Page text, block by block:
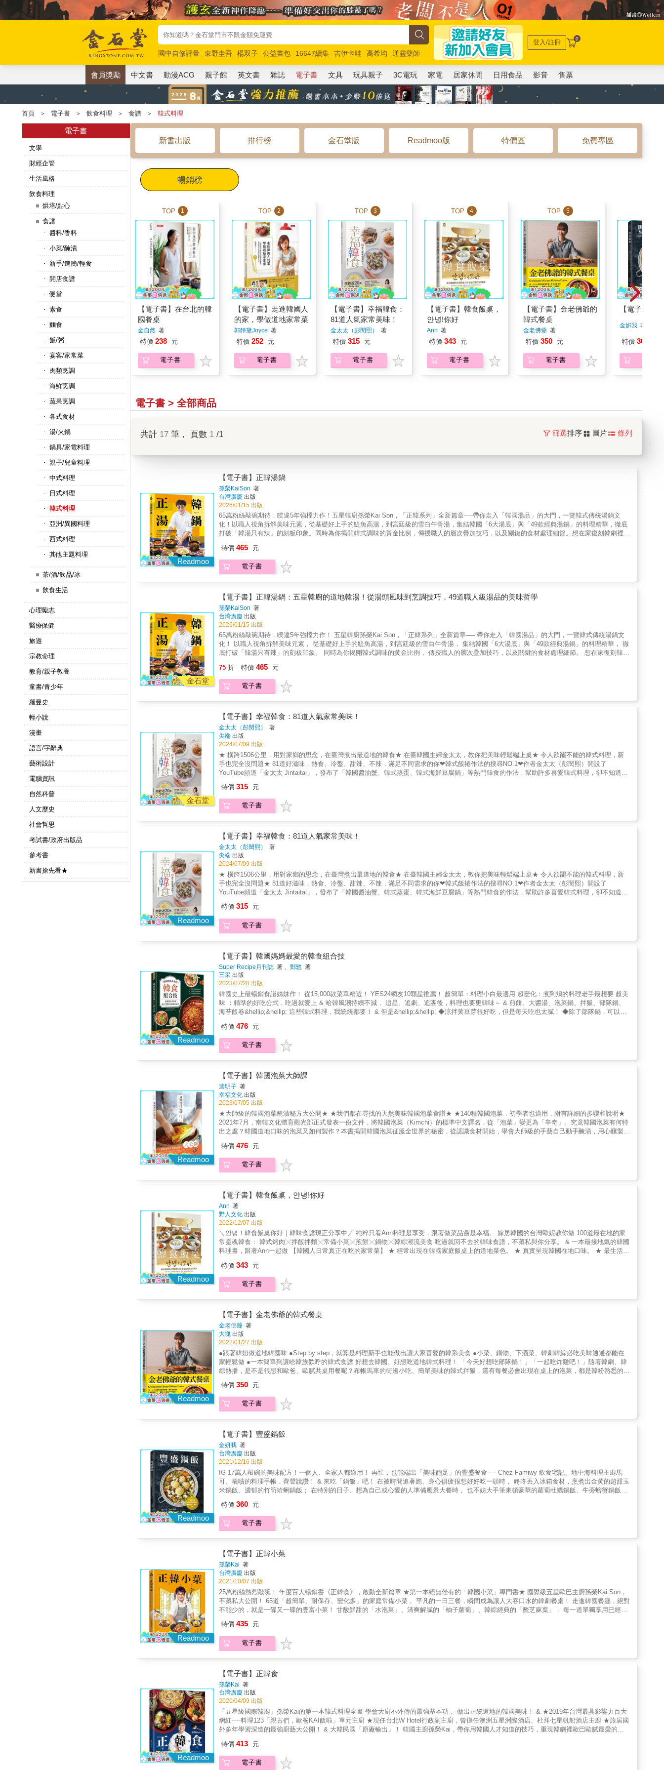
國中自修評量 東野圭吾 楊双子 公益書包 16647續集 吉伊卡哇 高希均
通靈藥師
唯紅花綻放
奧德賽 路邊攤新作 馬斯克 玩具總動員5 超慢跑
登入/註冊 0
會員獎勵 中文書 動漫ACG 親子館 英文書 雜誌 電子書 文具 玩具親子 3C電玩 家電 居家休閒 日用食品 影音 售票
首頁 ＞ 電子書 ＞ 飲食料理 ＞ 食譜 ＞ 韓式料理
電子書
文學
財經企管
生活風格
飲食料理
烘培/點心
食譜
醬料/香料
小菜/醃漬
新手/速簡/輕食
開店食譜
便當
素食
麵食
飯/粥
宴客/家常菜
肉類烹調
海鮮烹調
蔬果烹調
各式食材
湯/火鍋
鍋具/家電料理
親子/兒童料理
中式料理
日式料理
韓式料理
亞洲/異國料理
西式料理
其他主題料理
茶/酒/飲品/冰
飲食生活
心理勵志
醫療保健
旅遊
宗教命理
教育/親子教養
童書/青少年
羅曼史
輕小說
漫畫
語言/字辭典
藝術設計
電腦資訊
自然科普
人文歷史
社會哲思
考試書/政府出版品
參考書
新書搶先看★
新書出版 排行榜 金石堂版 Readmoo版 特價區 免費專區
暢銷榜
TOP 1
【電子書】在台北的韓
國餐桌
金自然著
特價 238 元
電子書
TOP 2
【電子書】走進韓國人
的家，學做道地家常菜
郭靜黛Joyce 著
特價 252 元
電子書
TOP 3
【電子書】幸福韓食：
81道人氣家常美味！
金太太（彭閔熙） 著
特價 315 元
電子書
TOP 4
【電子書】韓食飯桌，
안녕!你好
Ann 著
特價 343 元
電子書
TOP 5
【電子書】金老佛爺的
韓式餐桌
金老佛爺著
特價 350 元
電子書
【電子書】
金妍我著
特價 360
電子書 > 全部商品
共計 17 筆， 頁數 1 /1 篩選排序 圖片 條列
Readmoo
【電子書】正韓湯鍋
孫榮KaiSon 著
台灣廣廈 出版
2026/01/15 出版
65萬粉絲敲碗期待，睽違5年強檔力作！五星韓廚孫榮Kai Son，「正韓系列」全新篇章──帶你走入「韓國湯品」的大門，一覽韓式傳統湯鍋文
化！以職人視角拆解美味元素，從基礎好上手的鯷魚高湯，到宮廷級的雪白牛骨湯，集結韓國「6大湯底」與「49款經典湯鍋」的料理精華，徹底
打破「韓湯只有辣」的刻板印象。同時為你揭開韓式調味的黃金比例，傳授職人的層次疊加技巧，以及關鍵的食材處理細節。想在家復刻韓劇裡的
蛋蛋日嚐小廚房、莘蒂廚房玩料理、魏魏師傅──聯合推薦──
特價 465 元
電子書
金石堂
【電子書】正韓湯鍋：五星韓廚的道地韓湯！從湯頭風味到烹調技巧，49道職人級湯品的美味哲學
孫榮KaiSon 著
台灣廣廈 出版
2026/01/15 出版
65萬粉絲敲碗期待，睽違5年強檔力作！ 五星韓廚孫榮Kai Son，「正韓系列」全新篇章── 帶你走入「韓國湯品」的大門，一覽韓式傳統湯鍋文
化！ 以職人視角拆解美味元素， 從基礎好上手的鯷魚高湯，到宮廷級的雪白牛骨湯， 集結韓國「6大湯底」與「49款經典湯鍋」的料理精華， 徹
底打破「韓湯只有辣」的刻板印象。 同時為你揭開韓式調味的黃金比例， 傳授職人的層次疊加技巧，以及關鍵的食材處理細節。 想在家復刻韓劇
の手、蛋蛋日嚐小廚房、莘蒂廚房玩料理、魏魏師傅 ──聯合推薦──
75 折 特價 465 元
電子書
金石堂
【電子書】幸福韓食：81道人氣家常美味！
金太太（彭閔熙）
著
尖端 出版
2024/07/09 出版
★ 橫跨1506公里，用對家鄉的思念，在臺灣煮出最道地的韓食★ 在臺韓國主婦金太太，教你把美味輕鬆端上桌★ 令人欲罷不能的韓式料理，新
手也完全沒問題★ 81道好滋味，熱食、冷盤、甜辣、不辣，滿足不同需求的你❤韓式飯捲作法的搜尋NO.1❤作者金太太（彭閔熙）開設了
YouTube頻道「金太太 Jintaitai」，發布了「韓國醬油蟹、韓式蒸蛋、韓式海鮮豆腐鍋」等熱門韓食的作法，幫助許多喜愛韓式料理，卻不知道如
關於金太太❤「我永遠都忘不了到桃園國際機場的那一天。」金太太說。20年前，這位韓國首爾主婦，跟著被公司外派去臺灣的先生，舉家來到了
這個陌生的國度。入境大門伴隨著一陣強風緩緩打開，吹亂了頭髮、也吹起了她的不安。此時一陣溫暖從手心傳來，先生堅定地握住了她，恐懼瞬
間煙消雲散，轉變成安心與對新環境的好奇。友善的人民，讓他們逐漸愛上了臺灣。但飲食的落差，總是讓人難以習慣。「剛來時真的好想吃道地
醬湯中，就能端出有臺式蔬菜的韓食……她一步一步，從料理新手，歷經了無數次失敗，終於成功做出正宗的韓式料理。在臺灣的韓國朋友吃了她
的料理後，都感動地說：「這就是我想念的媽媽味。」看著親友們滿足的模樣，金太太有著大大的成就感，也無比幸福。如今，她決定集結烹飪祕
訣，幫助更多喜愛韓食的朋友，在臺灣做出100%純正的韓式料理。【重點特色】｜打好基礎，是美味的祕訣｜器具，是廚房的好幫手；醬料，是
一道菜的靈魂；一鍋湯頭，就能變出超多種料理；烹飪方法，是料理美味的加分點，事先打好基礎，美味就能大提升。｜用20道韓式小菜，省下
大量時間｜醃漬、拌炒……先做好小菜，就能升級成飯麵、湯鍋、肉類、海鮮等百變料理。｜81道韓式料理，一下子就搞定｜甜辣的湯鍋、清爽
的小菜、酥脆的鍋巴、沁涼的冷麵……令人欲罷不能的韓食，想吃好滋味，輕鬆就能端上桌。幸福，即刻開動。
特價 315 元
電子書
Readmoo
【電子書】幸福韓食：81道人氣家常美味！
金太太（彭閔熙）
著
尖端 出版
2024/07/09 出版
★ 橫跨1506公里，用對家鄉的思念，在臺灣煮出最道地的韓食★ 在臺韓國主婦金太太，教你把美味輕鬆端上桌★ 令人欲罷不能的韓式料理，新
手也完全沒問題★ 81道好滋味，熱食、冷盤、甜辣、不辣，滿足不同需求的你❤韓式飯捲作法的搜尋NO.1❤作者金太太（彭閔熙）開設了
YouTube頻道「金太太 Jintaitai」，發布了「韓國醬油蟹、韓式蒸蛋、韓式海鮮豆腐鍋」等熱門韓食的作法，幫助許多喜愛韓式料理，卻不知道如
關於金太太❤「我永遠都忘不了到桃園國際機場的那一天。」金太太說。20年前，這位韓國首爾主婦，跟著被公司外派去臺灣的先生，舉家來到了
這個陌生的國度。入境大門伴隨著一陣強風緩緩打開，吹亂了頭髮、也吹起了她的不安。此時一陣溫暖從手心傳來，先生堅定地握住了她，恐懼瞬
間煙消雲散，轉變成安心與對新環境的好奇。友善的人民，讓他們逐漸愛上了臺灣。但飲食的落差，總是讓人難以習慣。「剛來時真的好想吃道地
醬湯中，就能端出有臺式蔬菜的韓食……她一步一步，從料理新手，歷經了無數次失敗，終於成功做出正宗的韓式料理。在臺灣的韓國朋友吃了她
的料理後，都感動地說：「這就是我想念的媽媽味。」看著親友們滿足的模樣，金太太有著大大的成就感，也無比幸福。如今，她決定集結烹飪祕
訣，幫助更多喜愛韓食的朋友，在臺灣做出100%純正的韓式料理。【重點特色】｜打好基礎，是美味的祕訣｜器具，是廚房的好幫手；醬料，是
一道菜的靈魂；一鍋湯頭，就能變出超多種料理；烹飪方法，是料理美味的加分點，事先打好基礎，美味就能大提升。｜用20道韓式小菜，省下
大量時間｜醃漬、拌炒……先做好小菜，就能升級成飯麵、湯鍋、肉類、海鮮等百變料理。｜81道韓式料理，一下子就搞定｜甜辣的湯鍋、清爽
的小菜、酥脆的鍋巴、沁涼的冷麵……令人欲罷不能的韓食，想吃好滋味，輕鬆就能端上桌。幸福，即刻開動。
特價 315 元
電子書
Readmoo
【電子書】韓國媽媽最愛的韓食組合技
Super Recipe月刊誌 著 、鄭慜 著
三采 出版
2023/07/28 出版
韓國史上最暢銷食譜姊妹作！ 從15,000款菜單精選！ YES24網友10顆星推薦！ 超簡單：料理小白最適用 超變化：煮到煩的料理老手最想要 超美
味 ：精準的好吃公式，吃過就愛上 & 哈韓風潮持續不減， 追星、追劇、追團後，料理也要更韓味～ & 煎餅、大醬湯、泡菜鍋、拌飯、部隊鍋、
海苔飯卷&hellip;&hellip; 這些韓式料理，我統統都要！ & 但是&hellip;&hellip; ◆涼拌黃豆芽很好吃，但是每天吃也太膩！ ◆除了部隊鍋，可以來
粉＋蔬菜」？ 韓國媽媽組合技，給你超多變化！ & 雞肉＋彩椒＋冬粉 =雞肉彩椒冬粉雜菜 & 魷魚＋魚板＋冬粉 =魷魚冬粉湯雜菜 & 豆芽＋水芹
＋小黃瓜 =全州黃豆芽雜菜 & &hellip;&hellip;還有更多意想不到的組合！ & 專為料理小白準備的下廚基本功 煮到煩的料理老手最想要的變化食
譜、延伸作法 學會「關鍵組合技」，煮出230+道美味食譜 你的韓食餐桌就是不一樣！ & 【本書特色】 & 1_精緻菜色一目瞭然：以一頁式目錄呈
目測 手抓計量，料理小白也能變大師。 5_實用度爆表的延伸料理：辣與不辣、祕密配方、替代食材，多點小變化料理更迷人！ 6_不藏私的料理
撇步：大方傳授不失敗的料理技巧＆知識，廚房就是你的天下！ &
特價 476 元
電子書
Readmoo
【電子書】韓國泡菜大師課
裴明子 著
幸福文化 出版
2023/07/05 出版
★大師級的韓國泡菜醃漬秘方大公開★ ★我們都在尋找的天然美味韓國泡菜食譜★ ★140種韓國泡菜，初學者也適用，附有詳細的步驟和說明★
2021年7月，南韓文化體育觀光部正式發表一份文件，將韓國泡菜（Kimchi）的標準中文譯名，從「泡菜」變更為「辛奇」。究竟韓國泡菜有何特
出之處？韓國道地口味的泡菜又如何製作？本書揭開韓國泡菜征服全世界的秘密，從認識食材開始，學會大師級的手藝自己動手醃漬，用心釀製出
中，藉由說明了解到韓國的飲食文化與影響美味的關鍵秘訣。 ★大師級課程，絕無僅有：有70年醃漬手藝的韓國泡菜職人，傳授美味的靈魂。 本
書作者裴明子以70年韓國泡菜料理匠人的手藝和智慧，細細闡述泡菜的食材準備：當季食材的特色、展現發酵奧妙的鹽和蝦醬、健康營養的基本
醬料、提升風味的糯米糊，同時也在書中公開醃製各種泡菜的獨家秘訣，教你不加糖也能做出味道醇厚的調料，將最正宗、最道地、最天然、最獨
譜，是可以隨時從冰箱取出食用的常備菜。 && & ★ 書中的所有食譜純天然製作：健康無負擔的醃漬美味，吃了很安心。 以&rdquo;當季食材與
親手製作，再將熟成的醬料、去除鹵水的天日鹽放入缸中，不使用人工砂糖，選用天然的梨子汁或梅子醬醃製而成。&rdquo;- ★顛覆想像的醃漬
食材，台灣也有：市面上常見的四季蔬果，都可以成為醃漬的食材。 從白菜、蘿蔔、蘿蔔纓等常見的泡菜食材，到青江菜、小白菜、辣椒、栗
子、蔥、芹菜、蓮藕等特別的泡菜做法，書中將逐一分析食材的特性，更容易掌握採買與採集的秘訣，不錯過每個季節的醃漬美味。 && & ★獨特
的醃漬泡菜，令人驚豔的美味：韓國泡菜不只有一種，道地風味全上桌。 不僅有常見的蔬菜泡菜，還有水果泡菜，如蘋果泡菜、覆盆子水泡菜
等；還有韓國特有的水泡菜，如西瓜蘿蔔水泡菜、大頭菜石榴水泡菜、紫薯水泡菜等；更有將食材多元組合而成的泡菜，如牡蠣白菜泡菜、人蔘白
菜泡菜、娃娃菜蘿蔔捲水泡菜等，都將帶給讀者視覺與味覺的雙重享受。 ★不能吃辣的人，獨享的泡菜食譜：貼心為不吃辣的讀者準備的不辣泡
菜，孩子和病人吃泡菜也沒問題。 此外，特別標記「兒童泡菜」的食譜口味溫和不辣，不僅適合孩子食用，也推薦給怕吃辣的外國人或不能吃辛
辣食物的病人。 美味推薦 Ann 《韓食飯桌，안녕!你好》暢銷書作家 包周& Bow Chou 【味嚼喃喃】主理人 金老佛爺 韓妞藝人 吳文傑醫師 員榮
網站創辦人 蔡英傑 國立陽明交通大學特聘教授 &我彷彿跟著大師一起暢遊了韓國泡菜的美麗四季!食譜編排深入淺出、兼具美學的攝影與排版，這
本書絕對是個寶藏，值得珍藏！&-----《韓食飯桌，안녕!你好》暢銷書作家 &
特價 476 元
電子書
Readmoo
【電子書】韓食飯桌，안녕!你好
Ann 著
野人文化 出版
2022/12/07 出版
＼안녕！韓食飯桌你好｜韓味食譜現正分享中／ 純粹只看Ann料理是享受，跟著做菜品嘗是幸福。 嫁居韓國的台灣歐妮教你做 100道最在地的家
常靈魂韓食： 韓式烤肉╳拌飯拌麵╳常備小菜╳煎餅╳鍋物╳韓綜潮流美食 吃過就回不去的韓味食譜，不藏私與你分享。 & 一本最接地氣的韓國
料理書，跟著Ann一起做 【韓國人日常真正在吃的家常菜】 ★ 經常出現在韓國家庭飯桌上的道地菜色。 ★ 真實呈現韓國在地口味。 ★ 最生活化
行的煮韓食技巧與小撇步。 ★ 無經驗料理新手也能看得懂的食譜編排與作法圖解。 ★ 鄰家歐妮最懂你，隨處可見的料理小提醒，守護你煮韓料
的每一步。 & 100道由Ann反覆試做調整，韓籍先生也說讚的自信之作 & Ann老公的告白：「現在，我每到韓國餐廳用餐的時候，常常不自覺地和
老婆做的料理作比較，發現有些餐廳做的都沒有家裡做的好吃&hellip;&hellip;」 & ✓大篇幅收錄21道能吃飽的主食料理 一鍋就能餵飽全家的鍋飯
鍋」、「部隊鍋」與「年糕湯」；深受大家喜愛的「雜菜」與「麻藥雞蛋」，國民代表小吃「辣炒年糕」與「麻藥飯卷」，你能想到的經典菜色這
裡都有！ & ✓滿足味蕾的韓系肉食主菜 以韓式經典醬汁配方特製的「調味豬排」，鹹甜多汁超下飯；還有最具代表性的「韓式烤牛肉」與「辣炒
豬肉」堪稱萬能，不僅是便當菜常客，也能做成拌飯、蓋飯；春川「辣炒雞排」的甜辣風味超過癮，你一定要在家試試！ & ✓韓國飲食的靈魂：
泡菜與小菜 詳細記錄「白菜泡菜」作法；還有適合搭配烤肉的解膩小菜「涼拌蔥絲」、「洋蔥絲蘸醬」、「醬漬紫蘇葉」，各種百搭實用的小菜
豐富你的飯桌。 & ✓讓你家秒變小酒館的韓式下酒菜 從「海鮮蔥餅」、「綠豆煎餅」到「起司豬肋排」、「洋釀棒棒腿」，不管是想搭配韓國米
酒馬格利還是冰涼的啤酒，這裡通通可以實現！ & ✓最新流行的韓綜韓劇美食 《魷魚遊戲》的「韓式古早味便當」、《機智的山村生活》擄獲機
智醫生的「辣椒醬麵疙瘩湯」、「辣炒魷魚五花肉」；《尹STAY》的人氣菜單「白切肉佐蜂蜜檸檬蒜泥」，還在螢幕前流口水嗎？這裡教你如實
還原節目美味韓食。 & ✓風靡韓網的潮流小食 近年在網路爆紅的「香腸年糕串」、「韓式摺疊飯糰」、「EGGDROP滑蛋三明治」你一定不陌
生！辛拉麵大家都吃過，但西洋風味的「起司玫瑰醬辛拉麵」你吃過了嗎？ & 料理高手們的真心推薦 & 《會開瓦斯就會煮》大象主廚盛讚：喜歡
《有蛋就好吃》克萊兒Claire大推：料理手藝和擺盤美感連韓國婆婆都讚嘆的台灣歐妮。 &
特價 343 元
電子書
Readmoo
【電子書】金老佛爺的韓式餐桌
金老佛爺 著
大塊 出版
2022/01/27 出版
●跟著韓妞做道地韓國味 ●Step by step，就算是料理新手也能做出讓大家喜愛的韓系美食 ●小菜、鍋物、下酒菜、韓劇韓綜必吃美味通通都能在
家輕鬆做 ●一本簡單到讓哈韓族歡呼的韓式食譜 好想去韓國、好想吃道地韓式料理！ 「今天好想吃部隊鍋！」「一起吃炸雞吧！」隨著韓劇、韓
綜熱播，是不是很想和歐爸、歐膩共桌用餐呢？布帳馬車的街邊小吃、簡單美味的韓式拌飯，還有每餐必會出現在桌上的泡菜，都是韓粉熟悉的地
國日常美食！ 常在網路上分享韓國流行穿搭及美妝資訊的金老佛爺，FB、IG擁有60萬粉絲數，因為疫情關係，她開始拍影片分享韓式料料理做
法，引起粉絲們熱烈回響。現在，她把這些食譜集結成書，毫不藏私完全公開給所有金寶貝們。 在家學做韓式料理，一解哈韓族思鄉之情！ 小
菜、鍋物、下酒菜、韓劇韓綜必吃美味，皆由金老佛爺親自示範烹調步驟，是餐廳也找不到的「金好味道」﹗無論與好友家人相聚或是一人獨食，
特價 350 元
電子書
Readmoo
【電子書】豐盛鍋飯
金妍我 著
台灣廣廈 出版
2021/12/16 出版
IG 17萬人敲碗的美味配方！一個人、全家人都適用！ 再忙，也能端出「美味飽足」的豐盛餐食── Chez Famiwy 飲食宅記、地中海料理主廚馬
可、嘖嘖的料理手帳，齊聲說讚！ & 來吃「鍋飯」吧！ 在被時間追著跑、身心俱疲很想好好吃一頓時， 咚咚丟入冰箱食材，烹煮出金黃的超甜玉
米鍋飯、濃郁的竹筍蛤蜊鍋飯； 在特別的日子、想為自己或心愛的人準備應景大餐時， 也不妨大手筆來頓豪華的蘿蔔牡蠣鍋飯、牛蒡螃蟹鍋飯，
眼睛和嘴巴都快樂」的料理。 而「鍋飯」，就是她為了讓繁忙的自己找回「吃飯的幸福」而研究出的私房菜。 只要將蔬菜、海鮮、肉類放入鍋中
炊煮，倒入快速高湯、白米， 不需要花費太多心思、時間，一鍋集結營養和美味的豐盛料理，輕鬆上桌！ & 這不是一本「為了展現廚藝而烹調」
的炫技食譜， 而是「為了讓家人過上踏實一天而下廚」的暖心料理書。 金妍我老師在經過日復一日邊吃邊調整的實作日常後， 細細記錄下自家餐
家最常製作的「鍋飯料理」。每一道都充分發揮她對食材特性的了解，讓一粒粒米飯吸飽結合高湯基底的精華美味，打造「吃一口就幸福！」的日
常餐食。 & 2. 以「方便性」出發，用最簡單的方式挑戰最美味的吃法。 用「煮一鍋飯」的時間完成一餐！只要把食材加入白米，煮滾燜熟，不需
要任何技巧就有菜、有肉、有飯，是無論料理新手，沒有時間、懶得煮飯的人，都可以完成的零難度美食！ & 3. 一年四季豐盛上桌，海鮮、肉
類、蔬菜都OK的多元組合。 鍋飯的食材沒有限制，選擇自己喜歡的配料，用玉米、茄子、絞肉等冰箱常見食材，或是季節性的南瓜、鮑魚、淡菜
都可以，善用昆布、蛤蜊、小魚乾等「快速高湯」當鮮味基底，無時無刻美味上桌！ & 4. 清楚的圖文解說，翻開書就能照著做的直覺式料理。 書
中詳細描述每一道鍋飯從備料到製作的過程，從鍋具的挑選到食材的選擇、可替換方式，以及各步驟的重點標示，並包含重點步驟圖，即便是第一
次做也能快速上手。 & 5. 結合湯品、小菜、醃漬菜，可簡單可豐盛的料理選擇。 忙碌時一道鍋飯就是一餐！但如果想要增加配菜，或是天冷來碗
熱湯，本書也提供辣牛肉蘿蔔湯、辣炒櫛瓜、醃漬杏鮑菇等金老師家私房湯品、小菜、醃漬菜，讓你簡簡單單，豐富一日三餐。
特價 360 元
電子書
Readmoo
【電子書】正韓小菜
孫榮Kai 著
台灣廣廈 出版
2021/10/07 出版
25萬粉絲熱烈敲碗！ 年度百大暢銷書《正韓食》，啟動全新篇章 ★第一本絕無僅有的「韓國小菜」專門書★ 國際級五星歐巴主廚孫榮Kai Son，
不藏私大公開！ 65道「超簡單、耐保存、變化多」的家庭常備小菜， 平凡的一日三餐，瞬間成為讓人大吞口水的韓劇餐桌！ 走進韓國餐廳，絕對
不能少的，就是一碟又一碟的豐富小菜！ 甘酸鮮甜的「水泡菜」、清爽解膩的「柚子蘿蔔」、韓綜經典的「醃芝麻葉」， 每一道單獨享用已經夠
靈魂角色。 現在，不用飛出國，只要跟著Kai師傅一起動手做， 在家也能吃到最經典、最常見、最簡單的道地韓國味！ 全書依照「泡菜、醃製、
涼拌、炒、煎炸、燉煮、清蒸」分類， 逐一細說每道食譜的：備料重點、保存期限、製作技巧、延伸應用， 從飲食文化談起，並加碼韓國人才知
道的小菜起源與知識， 帶你用一本書走進真正的韓國家庭，學做正統韓式小菜！ 本書特色 ★百分百正韓風味！65道韓國具代表性的經典小菜。
食。利用簡單的醃製、涼拌、炒、煎等家常技巧，把蘿蔔、白菜、青蔥這種容易取得的盛產蔬菜，製成一道道酸、甜、辣、鹹，口味多元的菜色。
不需要高超廚藝，只要掌握基本的要點與調味，都能做出不輸餐廳的味道。 ★冰箱裡最強救星！有葷有素的多功能百搭常備菜。 小菜不僅簡單、
耐保存，而且很多不用加熱就好吃！不論是適合麵食的韓式黃蘿蔔、辣拌花枝；和燒肉超對味的細蔥泡菜、蘿蔔水泡菜；或是素食也OK的大醬青
蔬、醬燒蓮藕&hellip;&hellip;只要打開冰箱拿出來，無時無刻豐富上桌！ ★主廚在地客製化！台灣家庭最好應用的貼心食譜。 如何用偏軟的台灣
櫛瓜，炒出接近韓國櫛瓜的清甜口感？台灣較少見的蒜苔，可以用什麼蔬菜取代？Kai師傅以「台灣家庭」的角度發想、取材、研究、製作，教你
如何調整適合「台灣人」的喜好、應用在地食材做出道地美味。 ★紮實豐富的內容！備料製作到保存應用的全攻略。 全書從食材的挑選、介紹、
切法，到各種烹調重點、步驟提醒完整收錄。同時仔細標示出每道菜放幾天吃最好吃、需不需要發酵、吃不完時的延伸吃法，還有想做素食版本怎
麼調整等，一本萬用！ ★獨一無二再加碼！一起深入韓國的飲食文化迴廊。 不只教你做菜，更教你懂菜！跟著Kai師傅展開「小菜之旅」，從歷
史淵源、小菜規則、各地特色泡菜等逐步探究，並收錄獨特的「辛奇百科」，帶你從食材作用、發酵變化了解「韓國家鄉味」。 人氣韓粉．垂涎
特價 435 元
電子書
Readmoo
【電子書】正韓食
孫榮Kai 著
台灣廣廈 出版
2020/04/09 出版
「五星級國際韓廚」孫榮Kai的第一本韓式料理全書 學會大廚不外傳的最強基本功， 做出正統道地的韓國美味！ & ★2019年台灣最具影響力百大
網紅──料理123「親古們，歐爸KAI飯啦」單元主廚 ★現任台北W Hotel行政副主廚，曾擔任澳洲五星洲際酒店、杜拜七星帆船酒店主廚 ★旅居國
外多年學習深造的最強廚藝大公開！ & 大韓民國「原廠輸出」！ 韓國主廚孫榮Kai，帶你用韓國人才知道的技巧，重現韓劇裡歐巴歐膩最愛的美
起，一次學會韓國料理最常見的做菜技巧。 ② 公開包飯醬、洋釀醬、烤肉醬等調配方法，傳授廠商店家不透露的美味韓醬秘方。 ③ 細說讓炸雞
裹醬後依然酥脆、熬出濃白雞湯的韓菜撇步，做出台灣吃不到的正統韓味。 ④ 從明洞雞蛋糕、糖餅這些街頭小吃，到安東燉雞、部隊鍋等經典韓
食全收錄！ & 不只給你從備料到製作的步驟方法， 每道食譜更詳載重點筆記(Cooking Points)和主廚小撇步(Chef&rsquo;s Tips)， 讓你不論是沒
特價 413 元
電子書